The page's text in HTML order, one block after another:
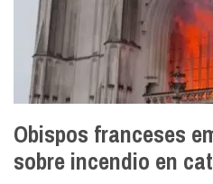
Obispos franceses
sobre incendio en